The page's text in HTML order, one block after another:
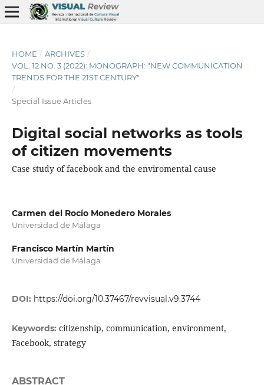
HOME / ARCHIVES /
VOL. 12 NO. 3 (2022): MONOGRAPH: "NEW COMMUNICATION
TRENDS FOR THE 21ST CENTURY"
/
Special Issue Articles
Digital social networks as tools
of citizen movements
Case study of facebook and the enviromental cause
Carmen del Rocío Monedero Morales
Universidad de Málaga
Francisco Martín Martín
Universidad de Málaga
DOI: https://doi.org/10.37467/revvisual.v9.3744
Keywords: citizenship, communication, environment,
Facebook, strategy
ABSTRACT